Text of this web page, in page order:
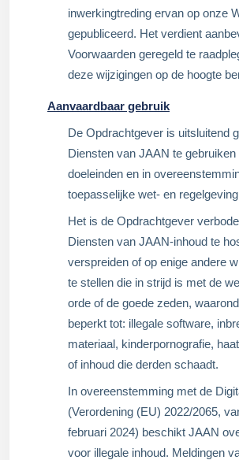
inwerkingtreding ervan op onze
gepubliceerd. Het verdient
Voorwaarden geregeld te
deze wijzigingen op de hoogte
Aanvaardbaar gebruik
De Opdrachtgever is uitsluitend
Diensten van JAAN te
doeleinden en in
toepasselijke wet- en
Het is de Opdrachtgever
Diensten van JAAN-inhoud te
verspreiden of op enige andere
te stellen die in strijd is met de
orde of de goede zeden,
beperkt tot: illegale software,
materiaal, kinderpornografie,
of inhoud die derden schaadt.
In overeenstemming met de
(Verordening (EU) 2022/2065,
februari 2024) beschikt JAAN
voor illegale inhoud. Meldingen